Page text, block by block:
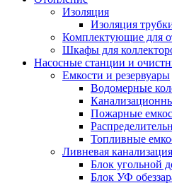
Изоляция
Изоляция
Комплектующие для
Шкафы для
Насосные станции и
Емкости и резервуары
Водомерные
Пожарные
Топливные
Ливневая канализация
Блок угольной
Блок УФ